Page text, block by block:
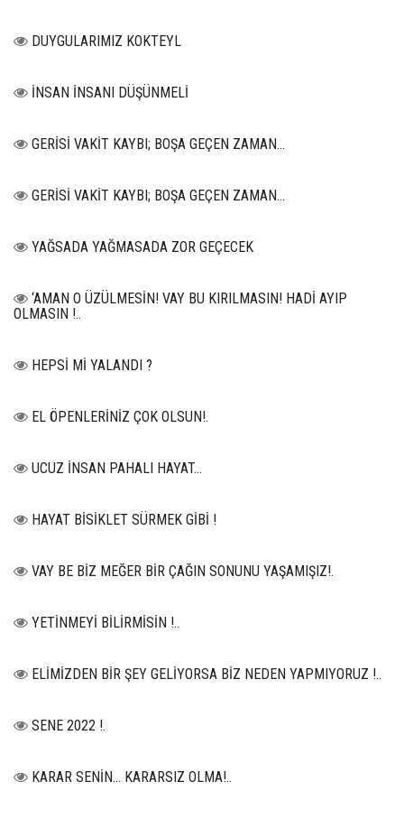
DUYGULARIMIZ KOKTEYL
İNSAN İNSANI DÜŞÜNMELİ
GERİSİ VAKİT KAYBI; BOŞA GEÇEN ZAMAN...
GERİSİ VAKİT KAYBI; BOŞA GEÇEN ZAMAN...
YAĞSADA YAĞMASADA ZOR GEÇECEK
‘AMAN O ÜZÜLMESİN! VAY BU KIRILMASIN! HADİ AYIP
OLMASIN !..
HEPSİ Mİ YALANDI ?
EL ÖPENLERİNİZ ÇOK OLSUN!.
UCUZ İNSAN PAHALI HAYAT…
HAYAT BİSİKLET SÜRMEK GİBİ !
VAY BE BİZ MEĞER BİR ÇAĞIN SONUNU YAŞAMIŞIZ!.
YETİNMEYİ BİLİRMİSİN !..
ELİMİZDEN BİR ŞEY GELİYORSA BİZ NEDEN YAPMIYORUZ !..
SENE 2022 !.
KARAR SENİN… KARARSIZ OLMA!..